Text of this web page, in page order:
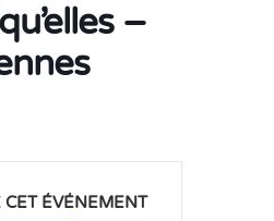
–
CET ÉVÉNEMENT